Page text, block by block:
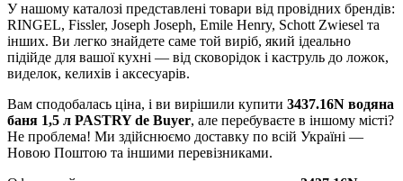
У нашому каталозі представлені товари від провідних брендів:
RINGEL, Fissler, Joseph Joseph, Emile Henry, Schott Zwiesel та
інших. Ви легко знайдете саме той виріб, який ідеально
підійде для вашої кухні — від сковорідок і каструль до ложок,
виделок, келихів і аксесуарів.
Вам сподобалась ціна, і ви вирішили купити 3437.16N водяна
баня 1,5 л PASTRY de Buyer, але перебуваєте в іншому місті?
Не проблема! Ми здійснюємо доставку по всій Україні —
Новою Поштою та іншими перевізниками.